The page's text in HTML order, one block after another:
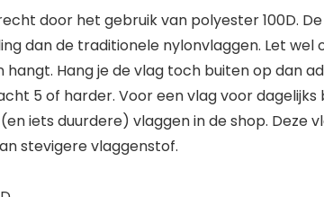
door het gebruik van polyester 100D.
dan de traditionele nylonvlaggen. Let wel
Hang je de vlag toch buiten op dan
5 of harder. Voor een vlag voor
iets duurdere) vlaggen in de shop. Deze
stevigere vlaggenstof.